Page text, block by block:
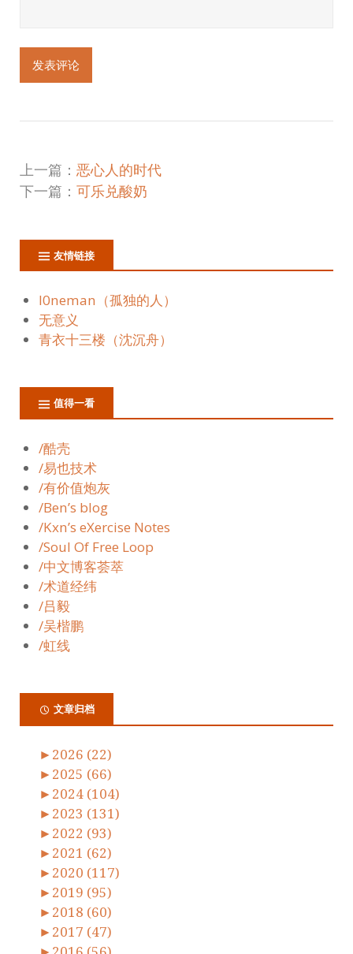
上一篇： 恶心人的时代
下一篇： 可乐兑酸奶
友情链接
l0neman（孤独的人）
无意义
青衣十三楼（沈沉舟）
值得一看
/酷壳
/易也技术
/有价值炮灰
/Ben’s blog
/Kxn’s eXercise Notes
/Soul Of Free Loop
/中文博客荟萃
/术道经纬
/吕毅
/吴楷鹏
/虹线
文章归档
► 2026 (22)
► 2025 (66)
► 2024 (104)
► 2023 (131)
► 2022 (93)
► 2021 (62)
► 2020 (117)
► 2019 (95)
► 2018 (60)
► 2017 (47)